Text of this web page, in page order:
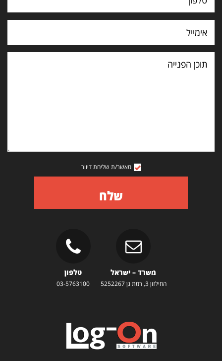
תוכן
הפנייה
מאשר/ת שליחת דיוור
שלח
משרד – ישראל
החילזון 3, רמת גן 5252267
טלפון
03-5763100